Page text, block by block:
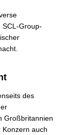
SCL-Group-
des
Großbritannien
Konzern auch